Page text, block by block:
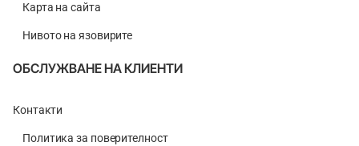
Карта на сайта
Нивото на язовирите
ОБСЛУЖВАНЕ НА КЛИЕНТИ
Контакти
Политика за поверителност